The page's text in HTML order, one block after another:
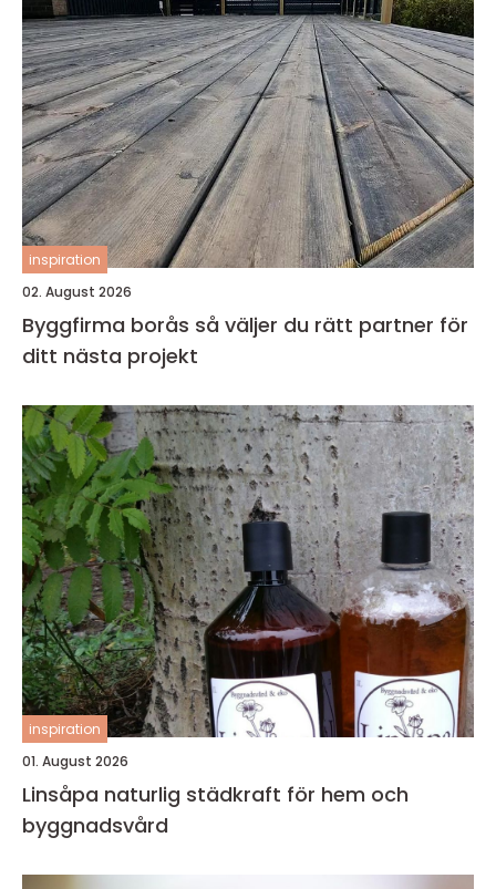
inspiration
02. August 2026
Byggfirma borås så väljer du rätt partner för
ditt nästa projekt
inspiration
01. August 2026
Linsåpa naturlig städkraft för hem och
byggnadsvård